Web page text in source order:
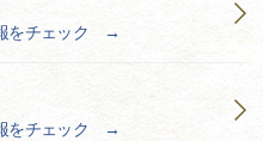
をチェック →
をチェック →